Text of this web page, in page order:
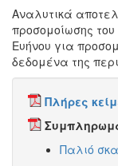
Αναλυτικά
προσομοίωσης
Ευήνου για
δεδομένα της
Πλήρες
Παλιό